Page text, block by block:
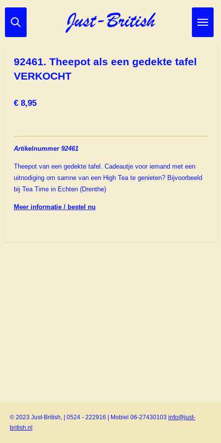
Ga
direct
92461. Theepot als een gedekte tafel
VERKOCHT
€ 8,95
Artikelnummer 92461
Theepot van een gedekte tafel. Cadeautje voor iemand met een
uitnodiging om samne van een High Tea te genieten? Bijvoorbeeld
bij Tea Time in Echten (Drenthe)
Meer informatie / bestel nu
© 2023 Just-British, | 0524 - 222916 | Mobiel 06-27430103 info@just-
british.nl